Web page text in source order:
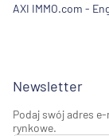
AXI IMMO.com -
Newsletter
Podaj swój adres
rynkowe.